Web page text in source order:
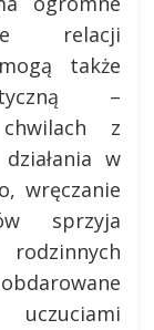
relacji
także
–
z
w
wręczanie
sprzyja